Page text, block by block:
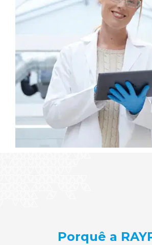
Porquê a